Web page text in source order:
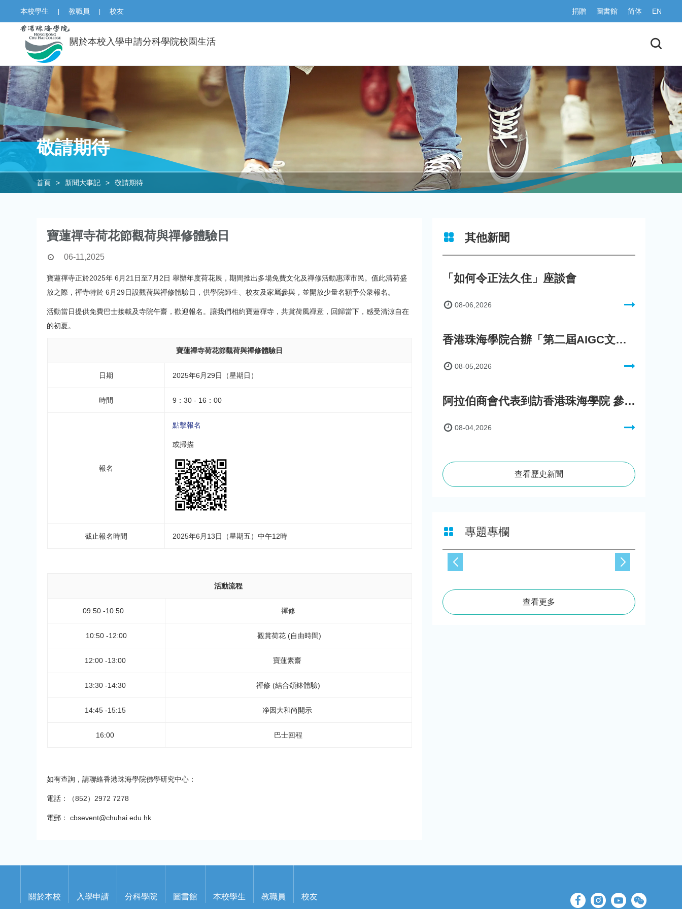
本校學生 | 教職員 | 校友 捐贈 圖書館 简体 EN
關於本校入學申請分科學院校園生活
敬請期待
首頁 > 新聞大事記 > 敬請期待
寶蓮禪寺荷花節觀荷與禪修體驗日
06-11,2025
寶蓮禪寺正於2025年 6月21日至7月2日 舉辦年度荷花展，期間推出多場免費文化及禪修活動惠澤市民。值此清荷盛
放之際，禪寺特於 6月29日設觀荷與禪修體驗日，供學院師生、校友及家屬參與，並開放少量名額予公衆報名。
活動當日提供免費巴士接載及寺院午齋，歡迎報名。讓我們相約寶蓮禪寺，共賞荷風禪意，回歸當下，感受清涼自在
的初夏。
寶蓮禪寺荷花節觀荷與禪修體驗日
日期 2025年6月29日（星期日）
時間 9：30 - 16：00
報名
點擊報名
或掃描
截止報名時間 2025年6月13日（星期五）中午12時
活動流程
09:50 -10:50 禪修
10:50 -12:00 觀賞荷花 (自由時間)
12:00 -13:00 寶蓮素齋
13:30 -14:30 禪修 (結合頌鉢體驗)
14:45 -15:15 净因大和尚開示
16:00 巴士回程
如有查詢，請聯絡香港珠海學院佛學研究中心：
電話：（852）2972 7278
電郵： cbsevent@chuhai.edu.hk
其他新聞
「如何令正法久住」座談會
08-06,2026
香港珠海學院合辦「第二屆AIGC文化數字內容創作比賽」
08-05,2026
阿拉伯商會代表到訪香港珠海學院 參與「一帶一路」政策圓桌會議
08-04,2026
查看歷史新聞
專題專欄
查看更多
關於本校 入學申請 分科學院 圖書館 本校學生 教職員 校友